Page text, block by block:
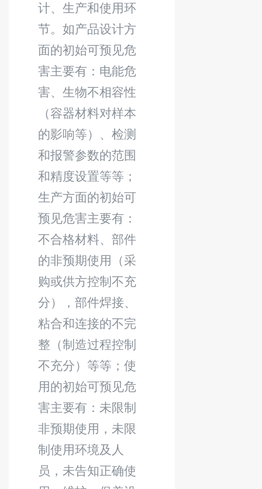
计、生产和使用环
节。如产品设计方
面的初始可预见危
害主要有：电能危
害、生物不相容性
（容器材料对样本
的影响等）、检测
和报警参数的范围
和精度设置等等；
生产方面的初始可
预见危害主要有：
不合格材料、部件
的非预期使用（采
购或供方控制不充
分），部件焊接、
粘合和连接的不完
整（制造过程控制
不充分）等等；使
用的初始可预见危
害主要有：未限制
非预期使用，未限
制使用环境及人
员，未告知正确使